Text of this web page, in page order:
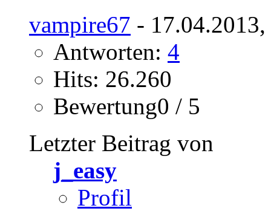
vampire67 -
Antworten: 4
Hits: 26.260
Bewertung0 / 5
Letzter Beitrag von
j_easy
Profil